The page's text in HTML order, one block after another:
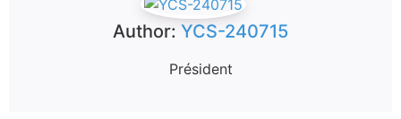
Author: YCS-240715
Président